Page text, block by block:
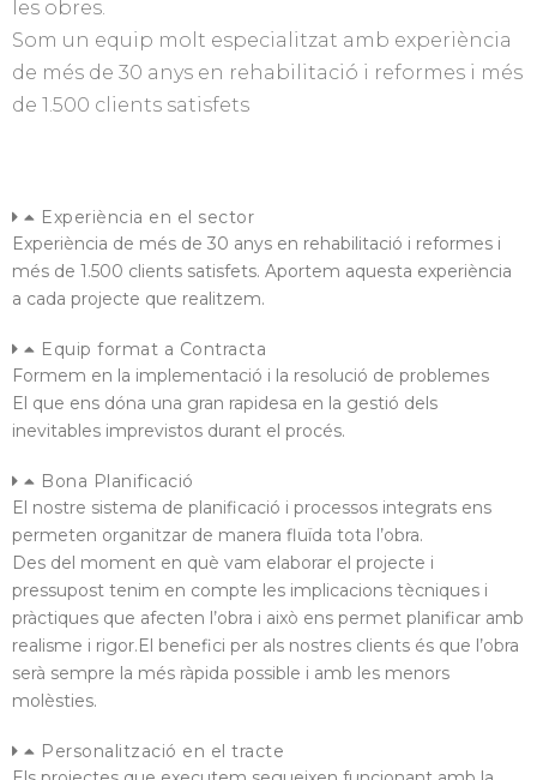
les obres.
Som un equip molt especialitzat amb experiència
de més de 30 anys en rehabilitació i reformes i més
de 1.500 clients satisfets
Experiència en el sector
Experiència de més de 30 anys en rehabilitació i reformes i
més de 1.500 clients satisfets. Aportem aquesta experiència
a cada projecte que realitzem.
Equip format a Contracta
Formem en la implementació i la resolució de problemes
El que ens dóna una gran rapidesa en la gestió dels
inevitables imprevistos durant el procés.
Bona Planificació
El nostre sistema de planificació i processos integrats ens
permeten organitzar de manera fluïda tota l’obra.
Des del moment en què vam elaborar el projecte i
pressupost tenim en compte les implicacions tècniques i
pràctiques que afecten l’obra i això ens permet planificar amb
realisme i rigor.El benefici per als nostres clients és que l’obra
serà sempre la més ràpida possible i amb les menors
molèsties.
Personalització en el tracte